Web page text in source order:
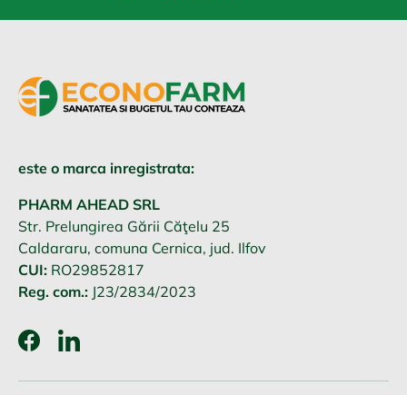
este o marca inregistrata:
PHARM AHEAD SRL
Str. Prelungirea Gării Căţelu 25
Caldararu, comuna Cernica, jud. Ilfov
CUI: RO29852817
Reg. com.: J23/2834/2023
FacebookLinkedIn